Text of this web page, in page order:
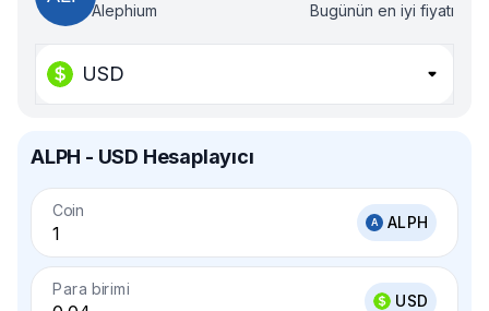
Alephium Bugünün en iyi fiyatı
USD
ALPH - USD Hesaplayıcı
Coin
ALPH
Para birimi
USD